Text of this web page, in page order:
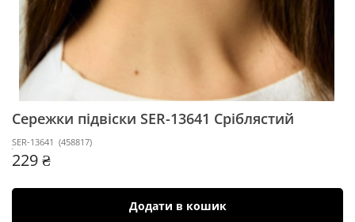
Сережки підвіски SER-13641 Сріблястий
SER-13641 (458817)
229 ₴
Додати в кошик